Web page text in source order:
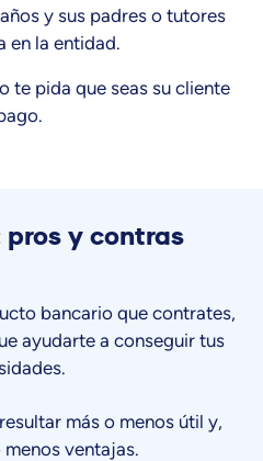
y sus padres o tutores
en la entidad.
te pida que seas su cliente
pros y contras
bancario que contrates,
ayudarte a conseguir tus
más o menos útil y,
ventajas.